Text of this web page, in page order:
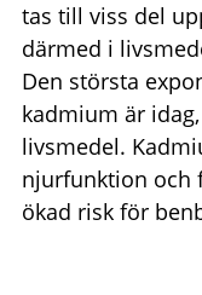
tas till viss del
därmed i
Den största
kadmium är
livsmedel.
njurfunktion och
ökad risk för